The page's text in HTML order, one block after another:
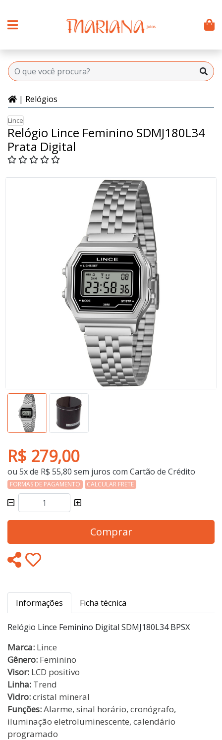
| Relógios
Lince
Relógio Lince Feminino SDMJ180L34
Prata Digital
R$ 279,00
ou 5x de R$ 55,80 sem juros com Cartão de Crédito
FORMAS DE PAGAMENTO CALCULAR FRETE
Comprar
Informações Ficha técnica
Relógio Lince Feminino Digital SDMJ180L34 BPSX
Marca: Lince
Gênero: Feminino
Visor: LCD positivo
Linha: Trend
Vidro:cristal mineral
Funções:Alarme, sinal horário, cronógrafo,
iluminação eletroluminescente, calendário
programado